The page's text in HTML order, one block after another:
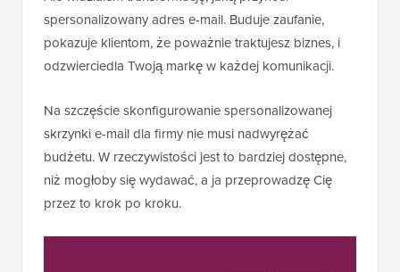
spersonalizowany adres e-mail. Buduje zaufanie,
pokazuje klientom, że poważnie traktujesz biznes, i
odzwierciedla Twoją markę w każdej komunikacji.
Na szczęście skonfigurowanie spersonalizowanej
skrzynki e-mail dla firmy nie musi nadwyrężać
budżetu. W rzeczywistości jest to bardziej dostępne,
niż mogłoby się wydawać, a ja przeprowadzę Cię
przez to krok po kroku.